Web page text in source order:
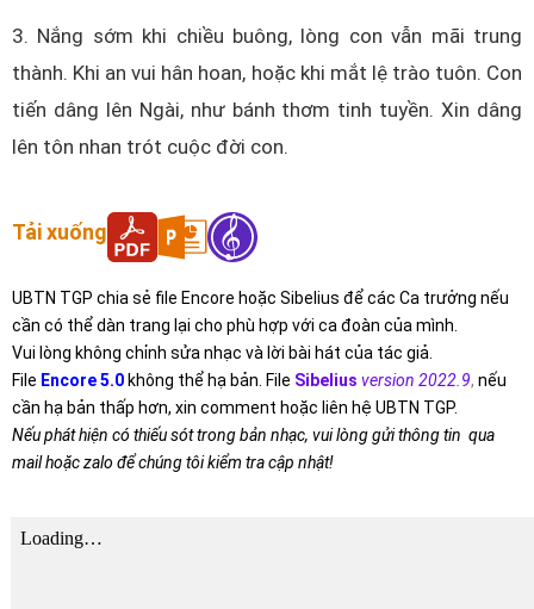
3. Nắng sớm khi chiều buông, lòng con vẫn mãi trung
thành. Khi an vui hân hoan, hoặc khi mắt lệ trào tuôn. Con
tiến dâng lên Ngài, như bánh thơm tinh tuyền. Xin dâng
lên tôn nhan trót cuộc đời con.
Tải xuống
UBTN TGP chia sẻ file Encore hoặc Sibelius để các Ca trưởng nếu
cần có thể dàn trang lại cho phù hợp với ca đoàn của mình.
Vui lòng không chỉnh sửa nhạc và lời bài hát của tác giả.
File Encore 5.0không thể hạ bản. File Sibelius version 2022.9, nếu
cần hạ bản thấp hơn, xin comment hoặc liên hệ UBTN TGP.
Nếu phát hiện có thiếu sót trong bản nhạc, vui lòng gửi thông tin qua
mail hoặc zalo để chúng tôi kiểm tra cập nhật!